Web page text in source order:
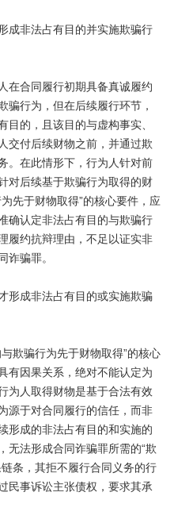
非法占有目的并实施欺骗行
合同履行初期具备真诚履约
骗行为，但在后续履行环节，
目的，且该目的与虚构事实、
交付后续财物之前，并通过欺
。在此情形下，行为人针对前
对后续基于欺骗行为取得的财
先于财物取得”的核心要件，应
确认定非法占有目的与欺骗行
履约抗辩理由，不足以证实非
诈骗罪。
成非法占有目的或实施欺骗
骗行为先于财物取得”的核心
有因果关系，绝对不能认定为
为人取得财物是基于合法有效
源于对合同履行的信任，而非
形成的非法占有目的和实施的
无法形成合同诈骗罪所需的“欺
条，其拒不履行合同义务的行
民事诉讼主张债权，要求其承